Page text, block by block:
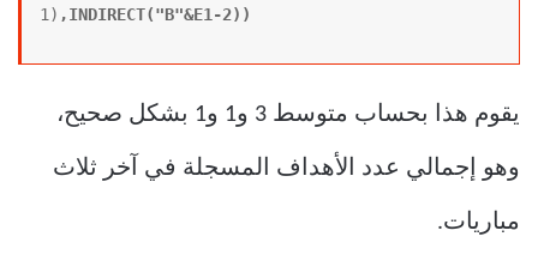
1) ,INDIRECT("B"&E1-2))
يقوم هذا بحساب متوسط ​​3 و1 و1 بشكل صحيح،
وهو إجمالي عدد الأهداف المسجلة في آخر ثلاث
مباريات.